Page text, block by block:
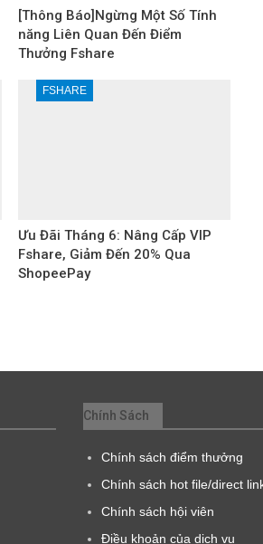
[Thông Báo]Ngừng Một Số Tính
năng Liên Quan Đến Điểm
Thưởng Fshare
FSHARE
Ưu Đãi Tháng 6: Nâng Cấp VIP
Fshare, Giảm Đến 20% Qua
ShopeePay
Chính Sách
Chính sách điểm thưởng
Chính sách hot file/direct
Chính sách hội viên
Điều khoản của dịch vụ